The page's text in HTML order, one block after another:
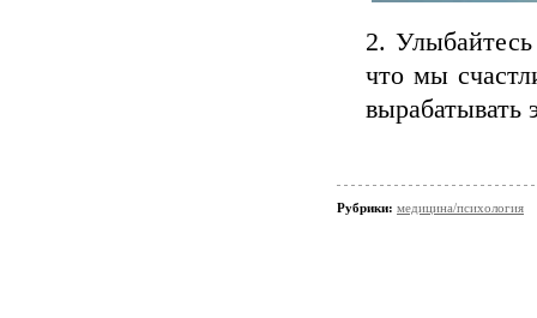
2.
что мы
Рубрики: медицина/психология